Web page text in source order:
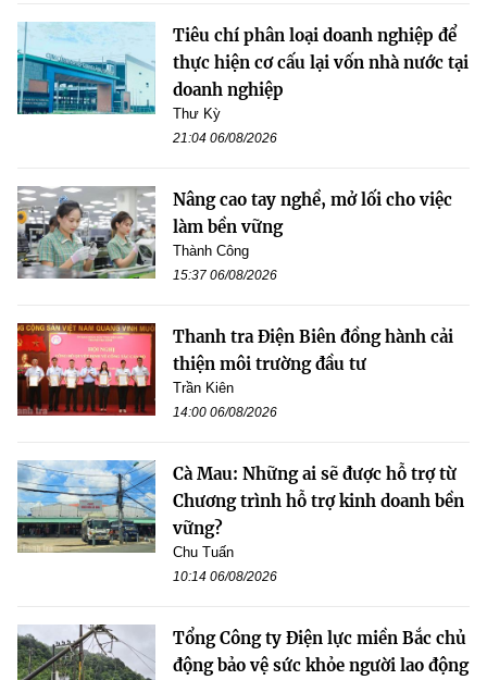
Tiêu chí phân loại doanh nghiệp để
thực hiện cơ cấu lại vốn nhà nước tại
doanh nghiệp
Thư Kỳ
21:04 06/08/2026
Nâng cao tay nghề, mở lối cho việc
làm bền vững
Thành Công
15:37 06/08/2026
Thanh tra Điện Biên đồng hành cải
thiện môi trường đầu tư
Trần Kiên
14:00 06/08/2026
Cà Mau: Những ai sẽ được hỗ trợ từ
Chương trình hỗ trợ kinh doanh bền
vững?
Chu Tuấn
10:14 06/08/2026
Tổng Công ty Điện lực miền Bắc chủ
động bảo vệ sức khỏe người lao động